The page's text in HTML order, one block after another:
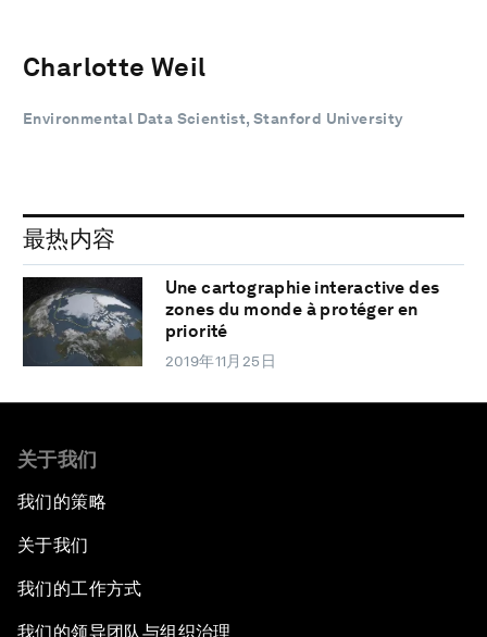
Charlotte Weil
Environmental Data Scientist, Stanford University
最热内容
Une cartographie interactive des
zones du monde à protéger en
priorité
2019年11月25日
关于我们
我们的策略
关于我们
我们的工作方式
我们的领导团队与组织治理